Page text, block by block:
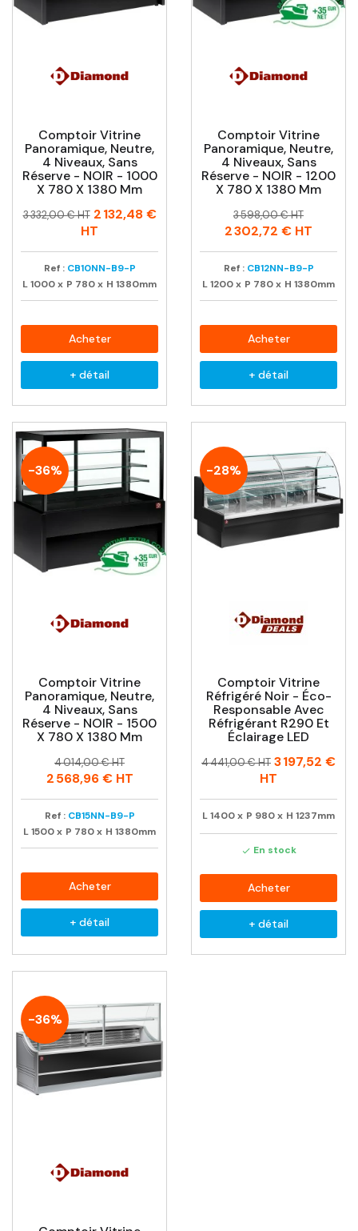
Comptoir Vitrine
Panoramique, Neutre,
4 Niveaux, Sans
Réserve - NOIR - 1000
X 780 X 1380 Mm
Prix
Prix
3 332,00 € HT 2 132,48 €
HT
Ref : CB10NN-B9-P
L1000x P 780x H 1380mm
Acheter
+ détail
Comptoir Vitrine
Panoramique, Neutre,
4 Niveaux, Sans
Réserve - NOIR - 1200
X 780 X 1380 Mm
Prix
Prix
habituel
3 598,00 € HT
2 302,72 € HT
Ref : CB12NN-B9-P
L1200x P 780x H 1380mm
Acheter
+ détail
-36%
Comptoir Vitrine
Panoramique, Neutre,
4 Niveaux, Sans
Réserve - NOIR - 1500
X 780 X 1380 Mm
Prix
Prix
habituel
4 014,00 € HT
2 568,96 €HT
Ref : CB15NN-B9-P
L1500x P 780x H 1380mm
Acheter
+ détail
-28%
Comptoir Vitrine
Réfrigéré Noir - Éco-
Responsable Avec
Réfrigérant R290 Et
Éclairage LED
Prix
Prix
4 441,00 € HT 3 197,52 €
HT
L1400x P 980x H 1237mm
 En stock
Acheter
+ détail
-36%